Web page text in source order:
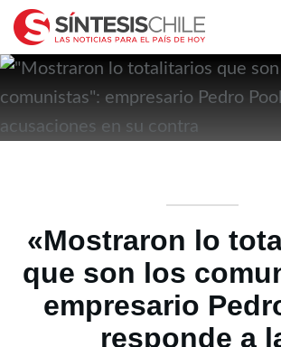
«Mostraron lo
que son los
empresario
responde a